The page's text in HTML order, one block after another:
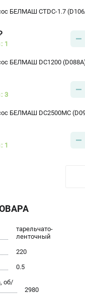
БЕЛМАШ CTDC-1.7
1
БЕЛМАШ DC1200
3
БЕЛМАШ DC2500MC
1
тарельчато-
ленточный
220
0.5
об/
2980